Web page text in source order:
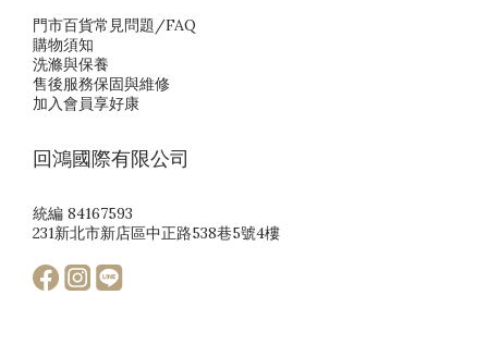
門市百貨常見問題/FAQ
購物須知
洗滌與保養
售後服務保固與維修
加入會員享好康
回鴻國際有限公司
統編 84167593
231新北市新店區中正路538巷5號4樓